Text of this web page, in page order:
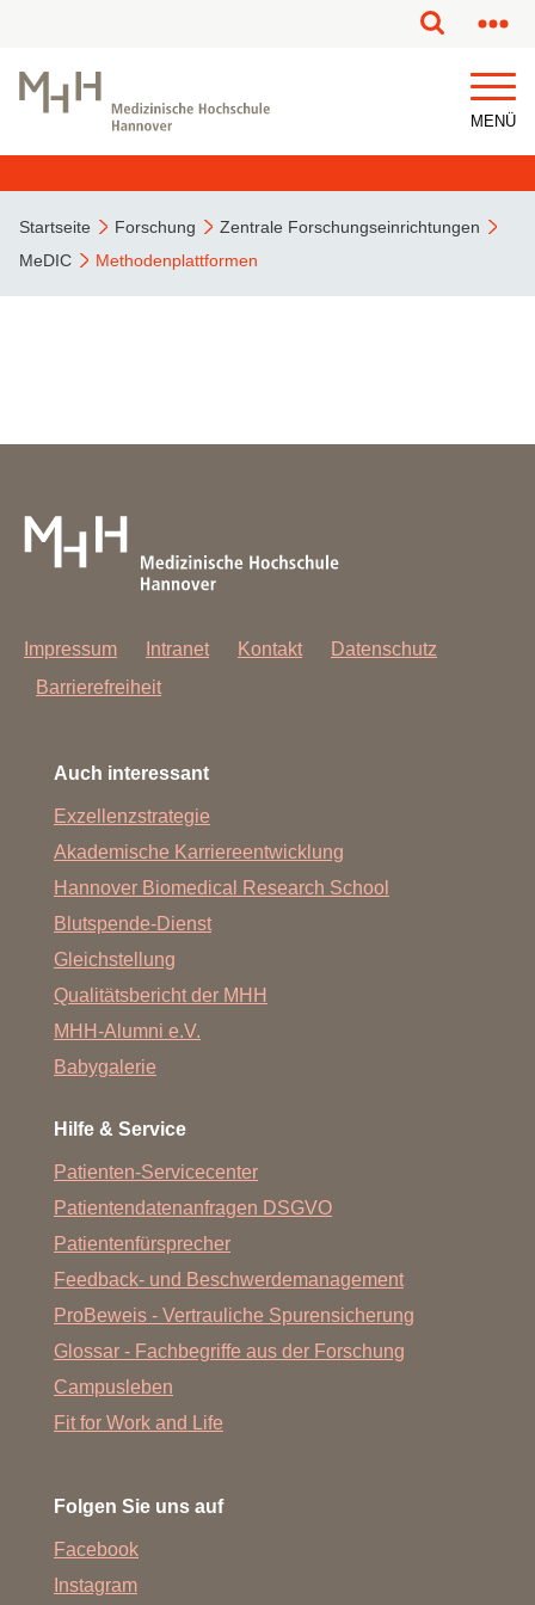
MENÜ
Startseite Forschung
Zentrale Forschungseinrichtungen
MeDIC
Methodenplattformen
Impressum Intranet Kontakt
Datenschutz
Barrierefreiheit
Auch interessant
Exzellenzstrategie
Akademische Karriereentwicklung
Hannover Biomedical Research School
Blutspende-Dienst
Gleichstellung
Qualitätsbericht der MHH
MHH-Alumni e.V.
Babygalerie
Hilfe & Service
Patienten-Servicecenter
Patientendatenanfragen DSGVO
Patientenfürsprecher
Feedback- und Beschwerdemanagement
ProBeweis - Vertrauliche Spurensicherung
Glossar - Fachbegriffe aus der Forschung
Campusleben
Fit for Work and Life
Folgen Sie uns auf
Facebook
Instagram